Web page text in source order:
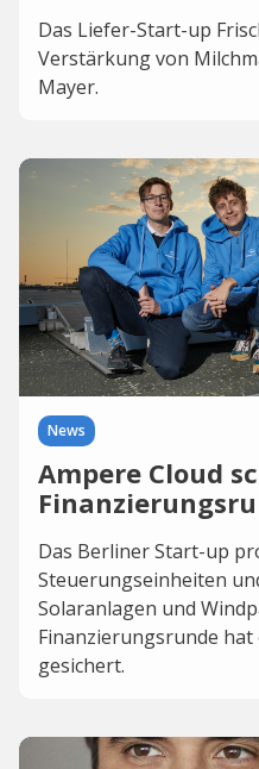
Das Liefer-Start-up
Verstärkung von
Mayer.
News
Ampere Cloud
Das Berliner Start-up
Steuerungseinheiten
Solaranlagen und
Finanzierungsrunde
gesichert.